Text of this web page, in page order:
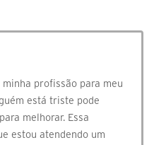
profissão para meu
está triste pode
melhorar. Essa
estou atendendo um